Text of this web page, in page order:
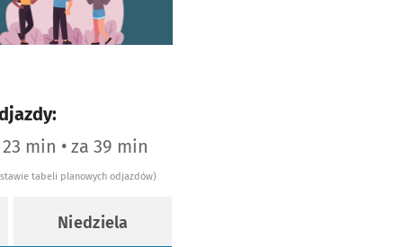
min • za 39 min
tabeli planowych odjazdów)
Niedziela